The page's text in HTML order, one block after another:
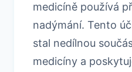
medicíně používá
nadýmání. Tento
stal nedílnou
medicíny a